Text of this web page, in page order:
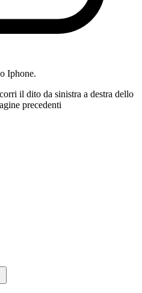
Iphone.
il dito da sinistra a destra dello
precedenti